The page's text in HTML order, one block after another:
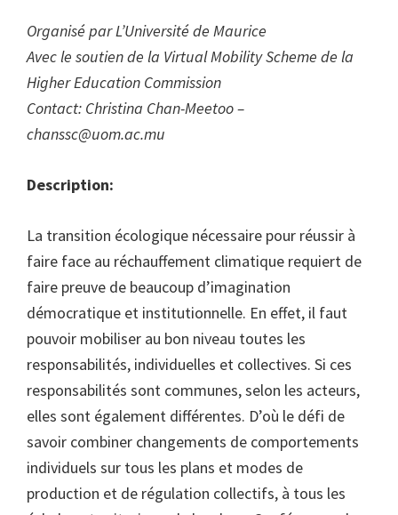
Organisé par L’Université de Maurice
Avec le soutien de la Virtual Mobility Scheme de la
Higher Education Commission
Contact: Christina Chan-Meetoo –
chanssc@uom.ac.mu
Description:
La transition écologique nécessaire pour réussir à
faire face au réchauffement climatique requiert de
faire preuve de beaucoup d’imagination
démocratique et institutionnelle. En effet, il faut
pouvoir mobiliser au bon niveau toutes les
responsabilités, individuelles et collectives. Si ces
responsabilités sont communes, selon les acteurs,
elles sont également différentes. D’où le défi de
savoir combiner changements de comportements
individuels sur tous les plans et modes de
production et de régulation collectifs, à tous les